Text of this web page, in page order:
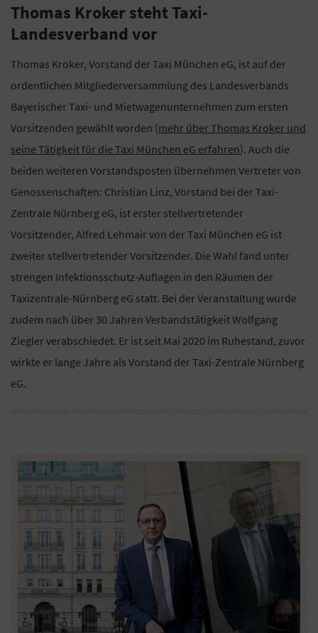
Thomas Kroker steht Taxi-
Landesverband vor
Thomas Kroker, Vorstand der Taxi München eG, ist auf der
ordentlichen Mitgliederversammlung des Landesverbands
Bayerischer Taxi- und Mietwagenunternehmen zum ersten
Vorsitzenden gewählt worden (mehr über Thomas Kroker und
seine Tätigkeit für die Taxi München eG erfahren). Auch die
beiden weiteren Vorstandsposten übernehmen Vertreter von
Genossenschaften: Christian Linz, Vorstand bei der Taxi-
Zentrale Nürnberg eG, ist erster stellvertretender
Vorsitzender, Alfred Lehmair von der Taxi München eG ist
zweiter stellvertretender Vorsitzender. Die Wahl fand unter
strengen Infektionsschutz-Auflagen in den Räumen der
Taxizentrale-Nürnberg eG statt. Bei der Veranstaltung wurde
zudem nach über 30 Jahren Verbandstätigkeit Wolfgang
Ziegler verabschiedet. Er ist seit Mai 2020 im Ruhestand, zuvor
wirkte er lange Jahre als Vorstand der Taxi-Zentrale Nürnberg
eG.